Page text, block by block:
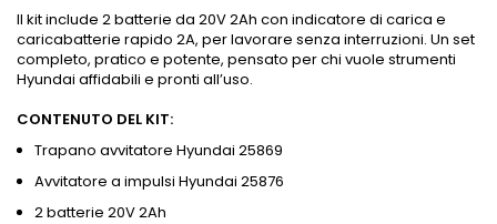
Il kit include 2 batterie da 20V 2Ah con indicatore di carica e
caricabatterie rapido 2A, per lavorare senza interruzioni. Un set
completo, pratico e potente, pensato per chi vuole strumenti
Hyundai affidabili e pronti all’uso.
CONTENUTO DEL KIT:
Trapano avvitatore Hyundai 25869
Avvitatore a impulsi Hyundai 25876
2 batterie 20V 2Ah